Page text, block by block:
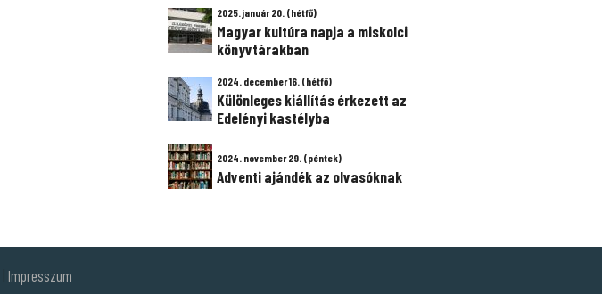
2025. január 20. (hétfő)
Magyar kultúra napja a miskolci
könyvtárakban
2024. december 16. (hétfő)
Különleges kiállítás érkezett az
Edelényi kastélyba
2024. november 29. (péntek)
Adventi ajándék az olvasóknak
Impresszum